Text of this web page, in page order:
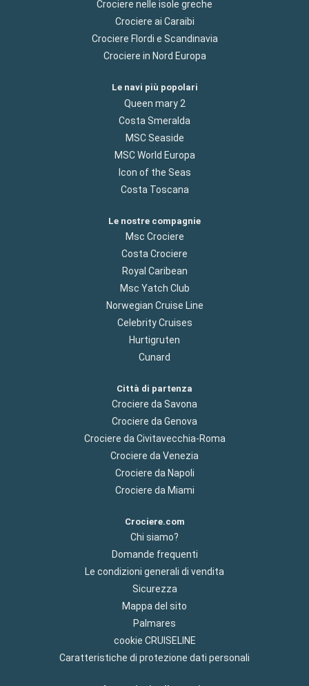
Crociere nelle isole greche
Crociere ai Caraibi
Crociere Flordi e Scandinavia
Crociere in Nord Europa
Le navi più popolari
Queen mary 2
Costa Smeralda
MSC Seaside
MSC World Europa
Icon of the Seas
Costa Toscana
Le nostre compagnie
Msc Crociere
Costa Crociere
Royal Caribean
Msc Yatch Club
Norwegian Cruise Line
Celebrity Cruises
Hurtigruten
Cunard
Città di partenza
Crociere da Savona
Crociere da Genova
Crociere da Civitavecchia-Roma
Crociere da Venezia
Crociere da Napoli
Crociere da Miami
Crociere.com
Chi siamo?
Domande frequenti
Le condizioni generali di vendita
Sicurezza
Mappa del sito
Palmares
cookie CRUISELINE
Caratteristiche di protezione dati personali